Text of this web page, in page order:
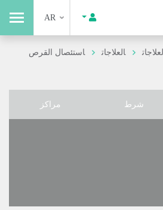
AR
العلاجات
استئصال القرص
شرط مراكز